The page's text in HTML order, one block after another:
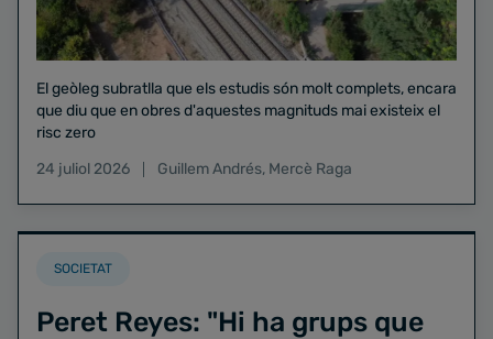
El geòleg subratlla que els estudis són molt complets, encara
que diu que en obres d'aquestes magnituds mai existeix el
risc zero
24 juliol 2026
Guillem Andrés, Mercè Raga
SOCIETAT
Peret Reyes: "Hi ha grups que